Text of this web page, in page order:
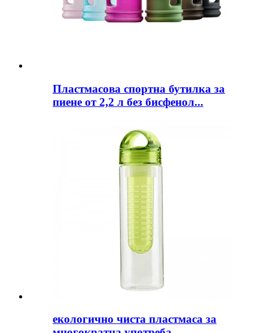
Пластмасова спортна бутилка за
пиене от 2,2 л без бисфенол...
екологично чиста пластмаса за